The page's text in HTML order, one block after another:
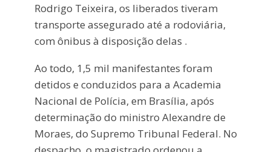
Rodrigo Teixeira, os liberados tiveram
transporte assegurado até a rodoviária,
com ônibus à disposição delas .
Ao todo, 1,5 mil manifestantes foram
detidos e conduzidos para a Academia
Nacional de Polícia, em Brasília, após
determinação do ministro Alexandre de
Moraes, do Supremo Tribunal Federal. No